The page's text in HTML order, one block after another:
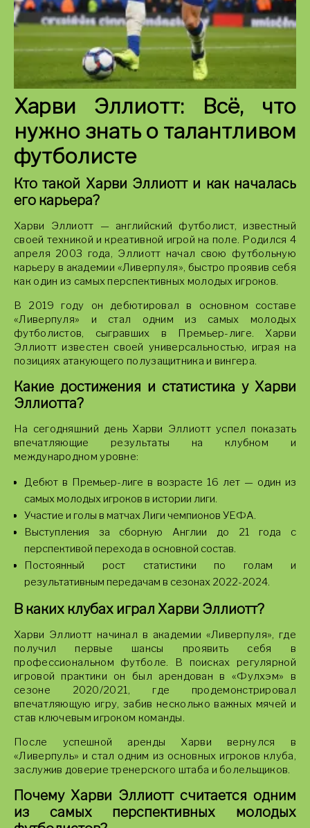
Харви Эллиотт: Всё, что
нужно знать о талантливом
футболисте
Кто такой Харви Эллиотт и как началась
его карьера?
Харви Эллиотт — английский футболист, известный
своей техникой и креативной игрой на поле. Родился 4
апреля 2003 года, Эллиотт начал свою футбольную
карьеру в академии «Ливерпуля», быстро проявив себя
как один из самых перспективных молодых игроков.
В 2019 году он дебютировал в основном составе
«Ливерпуля» и стал одним из самых молодых
футболистов, сыгравших в Премьер-лиге. Харви
Эллиотт известен своей универсальностью, играя на
позициях атакующего полузащитника и вингера.
Какие достижения и статистика у Харви
Эллиотта?
На сегодняшний день Харви Эллиотт успел показать
впечатляющие результаты на клубном и
международном уровне:
Дебют в Премьер-лиге в возрасте 16 лет — один из
самых молодых игроков в истории лиги.
Участие и голы в матчах Лиги чемпионов УЕФА.
Выступления за сборную Англии до 21 года с
перспективой перехода в основной состав.
Постоянный рост статистики по голам и
результативным передачам в сезонах 2022-2024.
В каких клубах играл Харви Эллиотт?
Харви Эллиотт начинал в академии «Ливерпуля», где
получил первые шансы проявить себя в
профессиональном футболе. В поисках регулярной
игровой практики он был арендован в «Фулхэм» в
сезоне 2020/2021, где продемонстрировал
впечатляющую игру, забив несколько важных мячей и
став ключевым игроком команды.
После успешной аренды Харви вернулся в
«Ливерпуль» и стал одним из основных игроков клуба,
заслужив доверие тренерского штаба и болельщиков.
Почему Харви Эллиотт считается одним
из самых перспективных молодых